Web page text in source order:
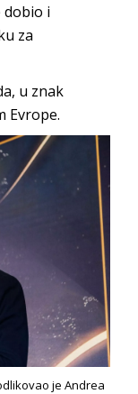
dobio i
za
u znak
Evrope.
je Andrea